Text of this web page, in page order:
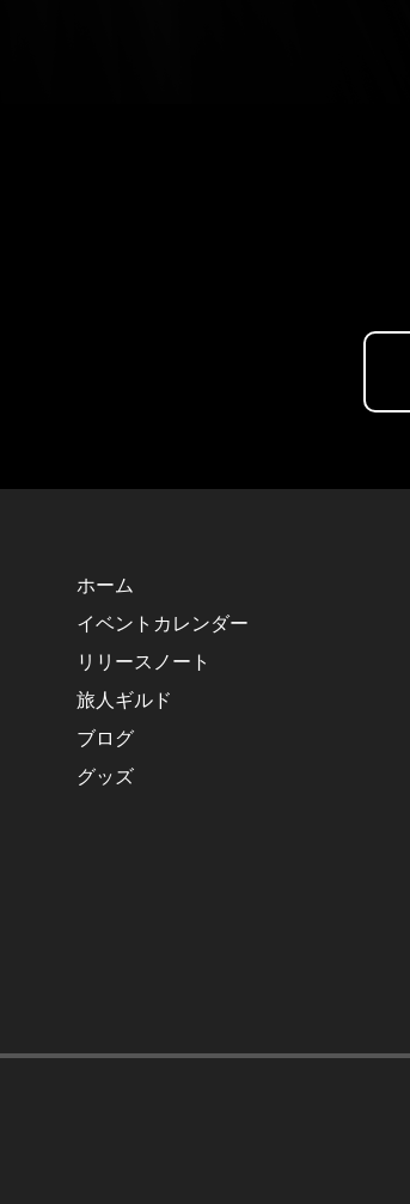
ホーム
イベントカレンダー
リリースノート
旅人ギルド
ブログ
グッズ